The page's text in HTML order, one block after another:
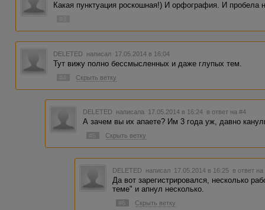
Какая пунктуация роскошная!) И орфография. И пробела
DELETED написал 17.05.2014 в 16:04
Тут вижу полно бессмысленных и даже глупых тем.
Скрыть ветку
DELETED написала 17.05.2014 в 16:24 в ответ на #4
А зачем вы их апаете? Им 3 года уж, давно
#5 Скрыть ветку
DELETED написал 17.05.2014 в 16:25 в ответ на
Да вот зарегистрировался, несколько
теме" и апнул несколько.
#6 Скрыть ветку